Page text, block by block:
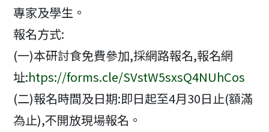
專家及學生。
報名方式:
(一)本研討食免費參加,採網路報名,報名網
址:htps://forms.cle/SVstW5sxsQ4NUhCos
(二)報名時間及日期:即日起至4月30日止(額滿
為止),不開放現場報名。